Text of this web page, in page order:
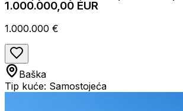
1.000.000,00 EUR
1.000.000 €
Baška
Tip kuće: Samostojeća